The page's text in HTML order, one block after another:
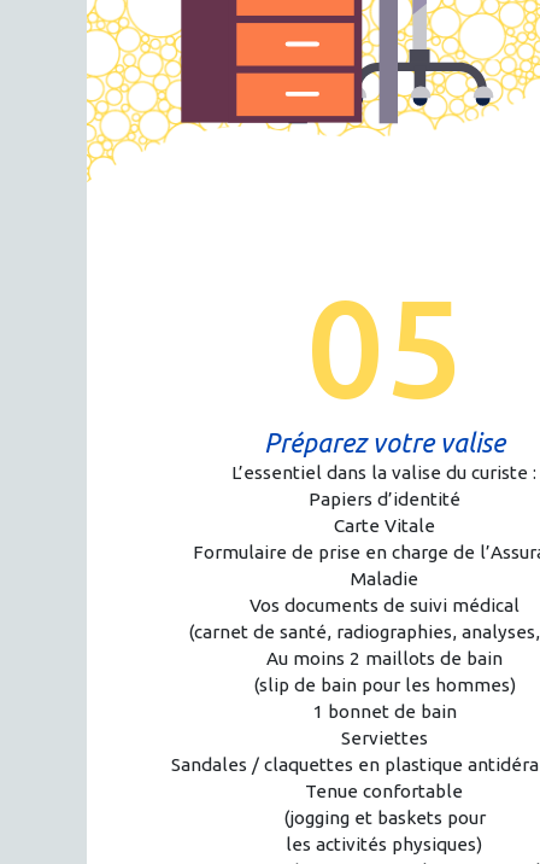
05
Préparez votre valise
L’essentiel dans la valise du curiste :
Papiers d’identité
Carte Vitale
Formulaire de prise en charge de
Maladie
Vos documents de suivi médical
(carnet de santé, radiographies,
Au moins 2 maillots de bain
(slip de bain pour les hommes)
1 bonnet de bain
Serviettes
Sandales / claquettes en plastique
Tenue confortable
(jogging et baskets pour
les activités physiques)